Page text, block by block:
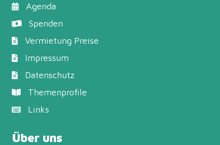
Agenda
Spenden
Vermietung Preise
Impressum
Datenschutz
Themenprofile
Links
Über uns